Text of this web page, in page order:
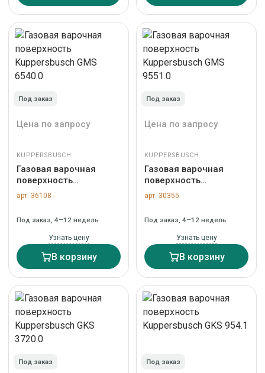
Под заказ
Цена по запросу
KUPPERSBUSCH
Газовая варочная
поверхность
Kuppersbusch GMS
6540.0
арт. 36108
Под заказ, 4–12 недель
Узнать цену
В корзину
Под заказ
Цена по запросу
KUPPERSBUSCH
Газовая варочная
поверхность
Kuppersbusch GMS
9551.0
арт. 30355
Под заказ, 4–12 недель
Узнать цену
В корзину
Под заказ Под заказ